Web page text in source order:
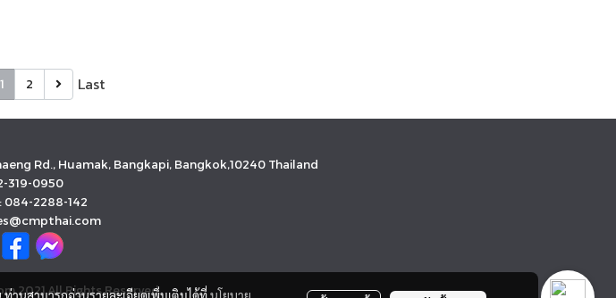
1 2 Last
Rd., Huamak, Bangkapi, Bangkok,10240 Thailand
319-0950
084-2288-142
2021 All Rights Reserved.